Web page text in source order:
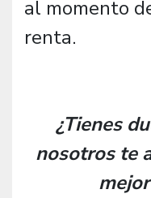
al momento
renta.
¿Tienes
nosotros te